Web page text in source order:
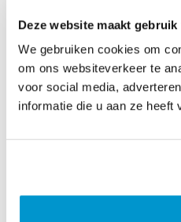
Deze website maakt
We gebruiken cookies om
om ons websiteverkeer te
voor social media,
informatie die u aan ze